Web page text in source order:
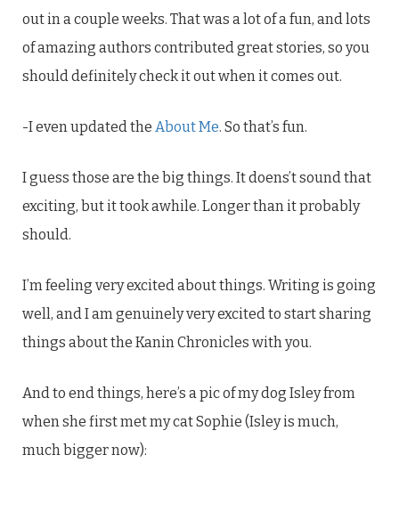
out in a couple weeks. That was a lot of a fun, and lots
of amazing authors contributed great stories, so you
should definitely check it out when it comes out.
-I even updated the About Me. So that’s fun.
I guess those are the big things. It doens’t sound that
exciting, but it took awhile. Longer than it probably
should.
I’m feeling very excited about things. Writing is going
well, and I am genuinely very excited to start sharing
things about the Kanin Chronicles with you.
And to end things, here’s a pic of my dog Isley from
when she first met my cat Sophie (Isley is much,
much bigger now):